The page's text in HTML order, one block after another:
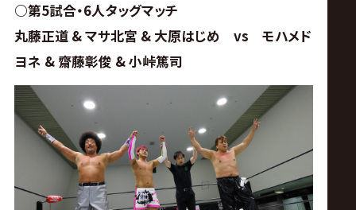
○第5試合・6人タッグマッチ
丸藤正道 & マサ北宮 & 大原はじめ vs モハメド
ヨネ & 齋藤彰俊 & 小峠篤司